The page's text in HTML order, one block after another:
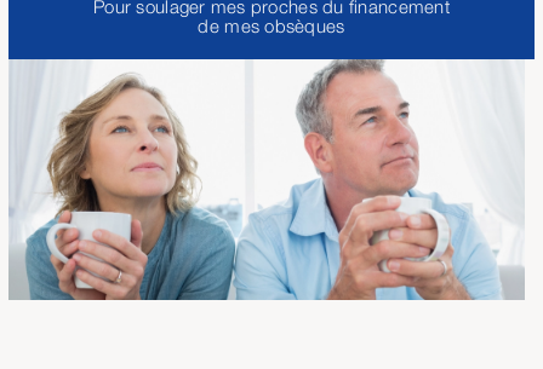
Pour soulager mes proches du financement
de mes obsèques